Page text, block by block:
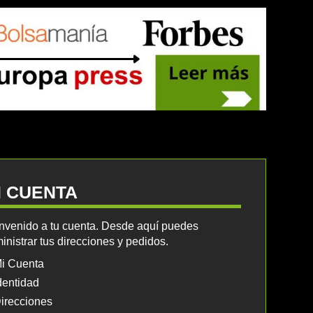
CUENTA
a tu cuenta. Desde aquí puedes
tus direcciones y pedidos.
Cuenta